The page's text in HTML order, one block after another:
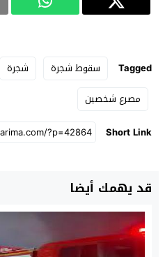
Tagged سقوط شجرة شجرة
مصرع شخصين
Short Link
قد يهمك أيضا